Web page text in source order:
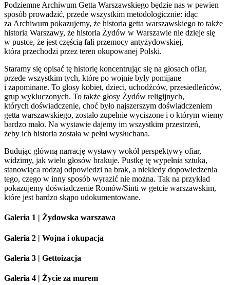
Podziemne Archiwum Getta Warszawskiego będzie nas w pewien
sposób prowadzić, przede wszystkim metodologicznie: idąc
za Archiwum pokazujemy, że historia getta warszawskiego to także
historia Warszawy, że historia Żydów w Warszawie nie dzieje się
w pustce, że jest częścią fali przemocy antyżydowskiej,
która przechodzi przez teren okupowanej Polski.
Staramy się opisać tę historię koncentrując się na głosach ofiar,
przede wszystkim tych, które po wojnie były pomijane
i zapominane. To głosy kobiet, dzieci, uchodźców, przesiedleńców,
grup wykluczonych. To także głosy Żydów religijnych,
których doświadczenie, choć było najszerszym doświadczeniem
getta warszawskiego, zostało zupełnie wyciszone i o którym wiemy
bardzo mało. Na wystawie dajemy im wszystkim przestrzeń,
żeby ich historia została w pełni wysłuchana.
Budując główną narrację wystawy wokół perspektywy ofiar,
widzimy, jak wielu głosów brakuje. Pustkę tę wypełnia sztuka,
stanowiąca rodzaj odpowiedzi na brak, a niekiedy dopowiedzenia
tego, czego w inny sposób wyrazić nie można. Tak na przykład
pokazujemy doświadczenie Romów/Sinti w getcie warszawskim,
które jest bardzo skąpo udokumentowane.
Galeria 1 | Żydowska warszawa
Galeria 2 | Wojna i okupacja
Galeria 3 | Gettoizacja
Galeria 4 | Życie za murem